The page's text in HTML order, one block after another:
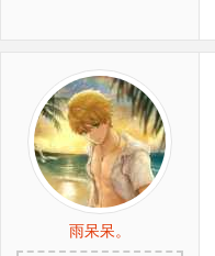
雨呆呆。